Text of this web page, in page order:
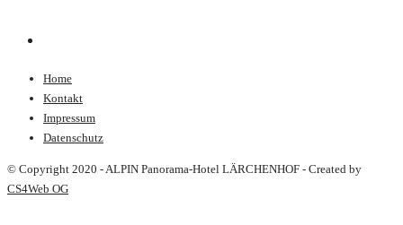
Home
Kontakt
Impressum
Datenschutz
© Copyright 2020 - ALPIN Panorama-Hotel LÄRCHENHOF - Created by
CS4Web OG